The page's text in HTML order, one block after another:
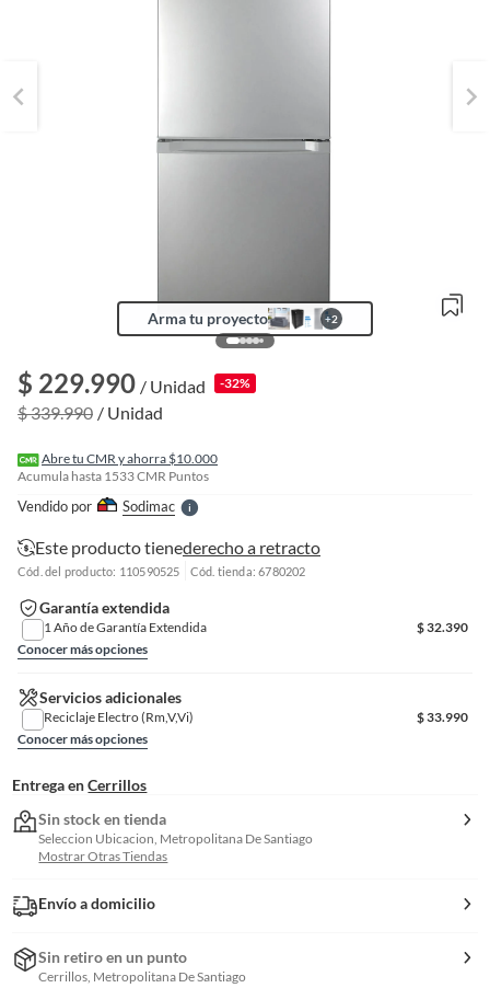
Arma tu proyecto +2
$ 229.990 / Unidad -32%
$ 339.990 / Unidad
Abre tu CMR y ahorra $10.000
Acumula hasta 1533CMR Puntos
Vendido por SodimacS
l
l
n
Este producto tienederecho a retracto
Cód. del producto: 110590525 Cód. tienda: 6780202
Garantía extendida
1 Año de Garantía Extendida $32.390
Conocer más opciones
Servicios adicionales
Reciclaje Electro (Rm,V,Vi) $33.990
Conocer más opciones
Entrega en Cerrillos
Sin stock en tienda
Seleccion Ubicacion, Metropolitana De Santiago
Mostrar Otras Tiendas
Envío a domicilio
Sin retiro en un punto
Cerrillos, Metropolitana De Santiago